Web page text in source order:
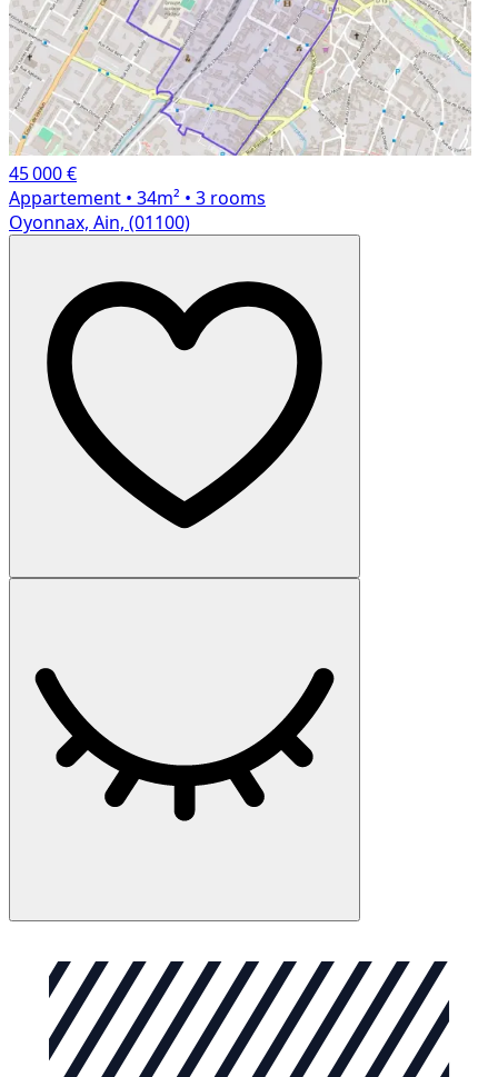
45 000 €
Appartement • 34m² • 3 rooms
Oyonnax, Ain, (01100)